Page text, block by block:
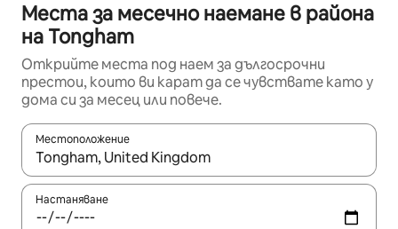
Места за месечно наемане в района
на Tongham
Открийте места под наем за дългосрочни
престои, които ви карат да се чувствате като у
дома си за месец или повече.
Местоположение
Когато резултатите се покажат, използвайте
Настаняване